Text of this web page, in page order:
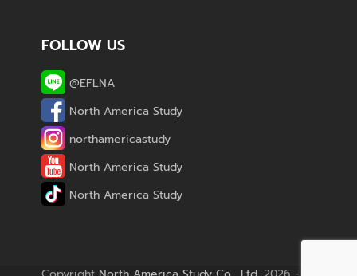
FOLLOW US
@EFLNA
North America Study
northamericastudy
North America Study
North America Study